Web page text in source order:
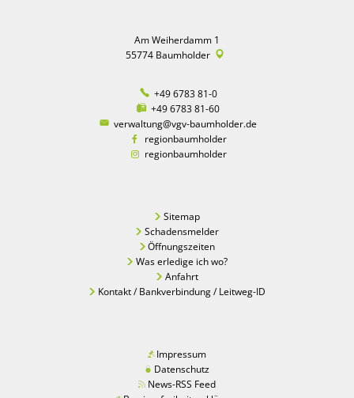
Am Weiherdamm 1
55774 Baumholder
+49 6783 81-0
+49 6783 81-60
verwaltung@vgv-baumholder.de
regionbaumholder
regionbaumholder
Sitemap
Schadensmelder
Öffnungszeiten
Was erledige ich wo?
Anfahrt
Kontakt / Bankverbindung / Leitweg-ID
Impressum
Datenschutz
News-RSS Feed